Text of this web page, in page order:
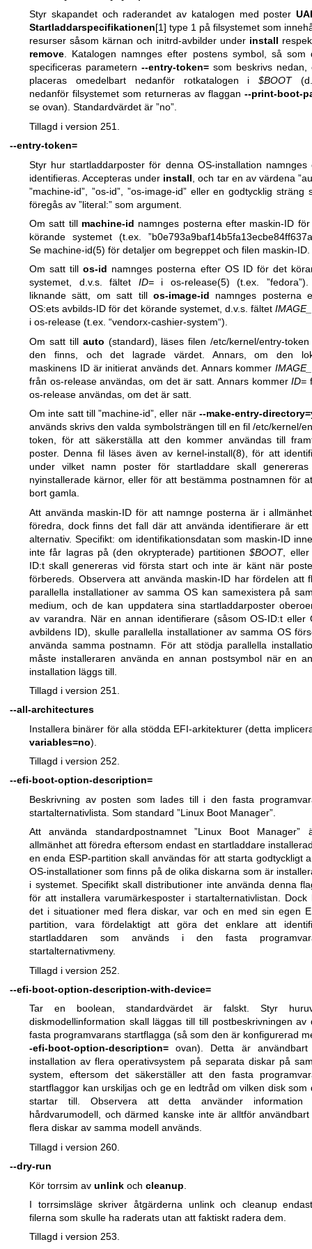
Styr skapandet och raderandet av katalogen med poster
Startladdarspecifikationen[1] type 1 på filsystemet som
resurser såsom kärnan och initrd-avbilder under install
remove. Katalogen namnges efter postens symbol, så som
specificeras parametern --entry-token= som beskrivs nedan,
placeras omedelbart nedanför rotkatalogen i$BOOT
nedanför filsystemet som returneras av flaggan --print-boot-
se ovan). Standardvärdet är ”no”.
Tillagd i version 251.
--entry-token=
Styr hur startladdarposter för denna OS-installation namnges
identifieras. Accepteras under install , och tar en av värdena
”machine-id”, ”os-id”, ”os-image-id” eller en godtycklig sträng
föregås av ”literal:” som argument.
Om satt till machine-id namnges posterna efter maskin-ID
körande systemet (t.ex.
Se machine-id(5) för detaljer om begreppet och filen maskin-ID.
Om satt tillos-id namnges posterna efter OS ID för det
systemet, d.v.s. fältet ID=i os-release(5) (t.ex.
liknande sätt, om satt till os-image-id namnges posterna
OS:ets avbilds-ID för det körande systemet, d.v.s. fältet
i os-release (t.ex. “vendorx-cashier-system“).
Om satt till auto (standard), läses filen /etc/kernel/entry-
den finns, och det lagrade värdet. Annars, om den
maskinens ID är initierat används det. Annars kommer
från os-release användas, om det är satt. Annars kommerID=
os-release användas, om det är satt.
Om inte satt till ”machine-id”, eller när --make-entry-
används skrivs den valda symbolsträngen till en fil /etc/kernel/
token, för att säkerställa att den kommer användas till
poster. Denna fil läses även av kernel-install(8) , för att
under vilket namn poster för startladdare skall
nyinstallerade kärnor, eller för att bestämma postnamnen för
bort gamla.
Att använda maskin-ID för att namnge posterna är i
föredra, dock finns det fall där att använda identifierare är ett
alternativ. Specifikt: om identifikationsdatan som maskin-ID
inte får lagras på (den okrypterade) partitionen$BOOT, eller
ID:t skall genereras vid första start och inte är känt när
förbereds. Observera att använda maskin-ID har fördelen att
parallella installationer av samma OS kan samexistera på
medium, och de kan uppdatera sina startladdarposter
av varandra. När en annan identifierare (såsom OS-ID:t eller
avbildens ID), skulle parallella installationer av samma OS
använda samma postnamn. För att stödja parallella
måste installeraren använda en annan postsymbol när en
installation läggs till.
Tillagd i version 251.
--all-architectures
Installera binärer för alla stödda EFI-arkitekturer (detta
variables=no).
Tillagd i version 252.
--efi-boot-option-description=
Beskrivning av posten som lades till i den fasta
startalternativlista. Som standard ”Linux Boot Manager”.
Att använda standardpostnamnet ”Linux Boot Manager”
allmänhet att föredra eftersom endast en startladdare
en enda ESP-partition skall användas för att starta godtyckligt
OS-installationer som finns på de olika diskarna som är
i systemet. Specifikt skall distributioner inte använda denna
för att installera varumärkesposter i startalternativlistan. Dock
det i situationer med flera diskar, var och en med sin egen
partition, vara fördelaktigt att göra det enklare att
startladdaren som används i den fasta
startalternativmeny.
Tillagd i version 252.
--efi-boot-option-description-with-device=
Tar en boolean, standardvärdet är falskt. Styr
diskmodellinformation skall läggas till till postbeskrivningen av
fasta programvarans startflagga (så som den är konfigurerad
-efi-boot-option-description= ovan). Detta är användbart
installation av flera operativsystem på separata diskar på
system, eftersom det säkerställer att den fasta
startflaggor kan urskiljas och ge en ledtråd om vilken disk som
startar till. Observera att detta använder information
hårdvarumodell, och därmed kanske inte är alltför
flera diskar av samma modell används.
Tillagd i version 260.
--dry-run
Kör torrsim av unlink och cleanup
I torrsimsläge skriver åtgärderna unlink och cleanup
filerna som skulle ha raderats utan att faktiskt radera dem.
Tillagd i version 253.